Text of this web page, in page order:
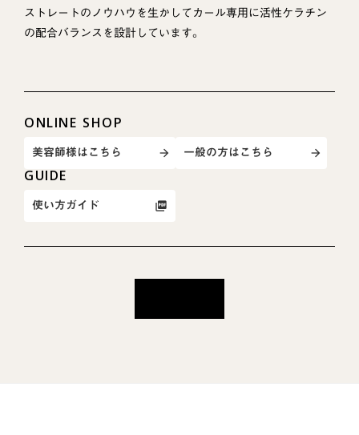
ストレートのノウハウを生かしてカール専用に活性ケラチン
の配合バランスを設計しています。
ONLINE SHOP
美容師様はこちら arrow_forward 一般の方はこちら arrow_forward
GUIDE
使い方ガイド picture_as_pdf